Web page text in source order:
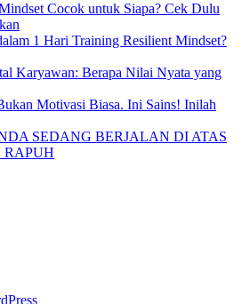
Cocok untuk Siapa? Cek Dulu
1 Hari Training Resilient Mindset?
Karyawan: Berapa Nilai Nyata yang
Motivasi Biasa. Ini Sains! Inilah
SEDANG BERJALAN DI ATAS
RAPUH